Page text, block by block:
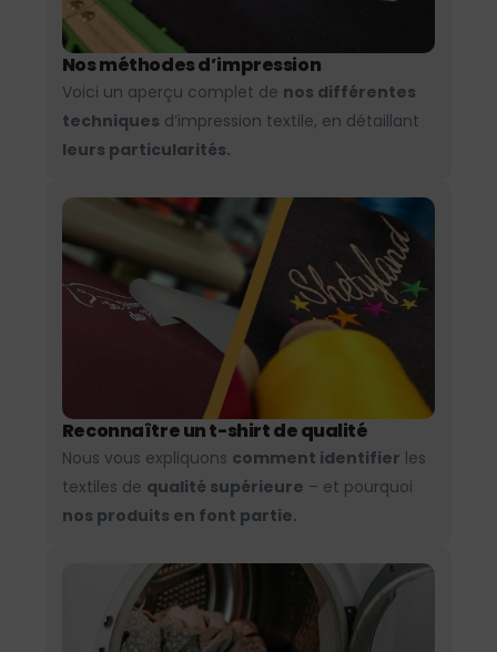
Nos méthodes d’impression
Voici un aperçu complet de nos différentes
techniques d’impression textile, en détaillant
leurs particularités.
Reconnaître un t-shirt de qualité
Nous vous expliquons comment identifier les
textiles de qualité supérieure – et pourquoi
nos produits en font partie.